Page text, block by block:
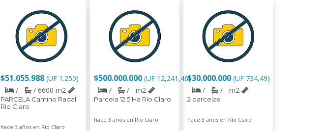
$51.055.988 (UF 1.250)
-
/ - / 6600 m2
PARCELA Camino Radal
Río Claro
hace 3 años en Río Claro
$500.000.000 (UF 12,241,46)
-
/ - / - m2
Parcela 12.5 Ha Río Claro
hace 3 años en Río Claro
$30.000.000 (UF 734,49)
-
/ - / - m2
2 parcelas
hace 3 años en Río Claro